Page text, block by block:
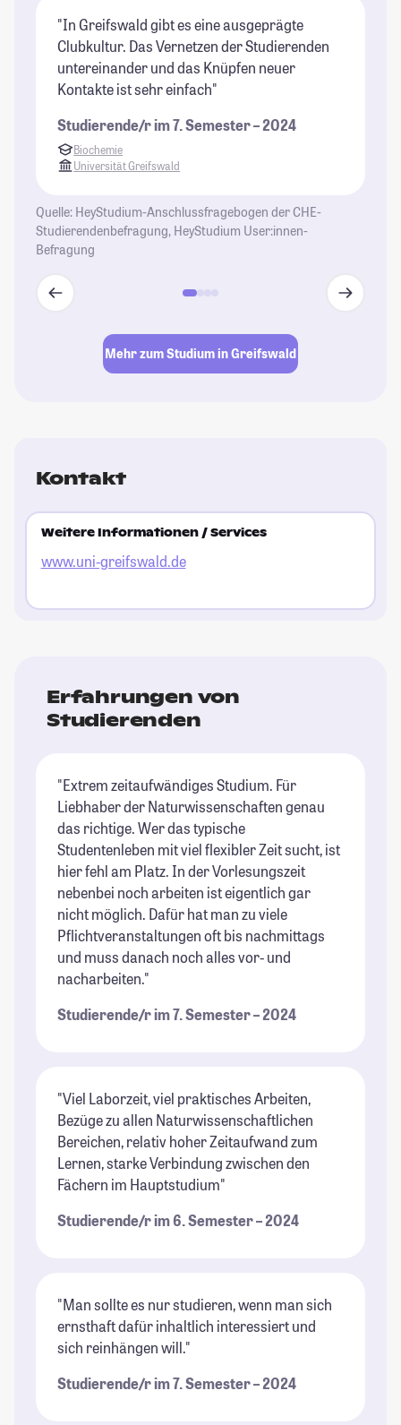
"In Greifswald gibt es eine ausgeprägte
Clubkultur. Das Vernetzen der Studierenden
untereinander und das Knüpfen neuer
Kontakte ist sehr einfach"
Studierende/r im 7. Semester – 2024
Biochemie
Universität Greifswald
Quelle: HeyStudium-Anschlussfragebogen der CHE-
Studierendenbefragung, HeyStudium User:innen-
Befragung
Mehr zum Studium in Greifswald
Kontakt
Weitere Informationen / Services
www.uni-greifswald.de
Erfahrungen von
Studierenden
"Extrem zeitaufwändiges Studium. Für
Liebhaber der Naturwissenschaften genau
das richtige. Wer das typische
Studentenleben mit viel flexibler Zeit sucht, ist
hier fehl am Platz. In der Vorlesungszeit
nebenbei noch arbeiten ist eigentlich gar
nicht möglich. Dafür hat man zu viele
Pflichtveranstaltungen oft bis nachmittags
und muss danach noch alles vor- und
nacharbeiten."
Studierende/r im 7. Semester – 2024
"Viel Laborzeit, viel praktisches Arbeiten,
Bezüge zu allen Naturwissenschaftlichen
Bereichen, relativ hoher Zeitaufwand zum
Lernen, starke Verbindung zwischen den
Fächern im Hauptstudium"
Studierende/r im 6. Semester – 2024
"Man sollte es nur studieren, wenn man sich
ernsthaft dafür inhaltlich interessiert und
sich reinhängen will."
Studierende/r im 7. Semester – 2024